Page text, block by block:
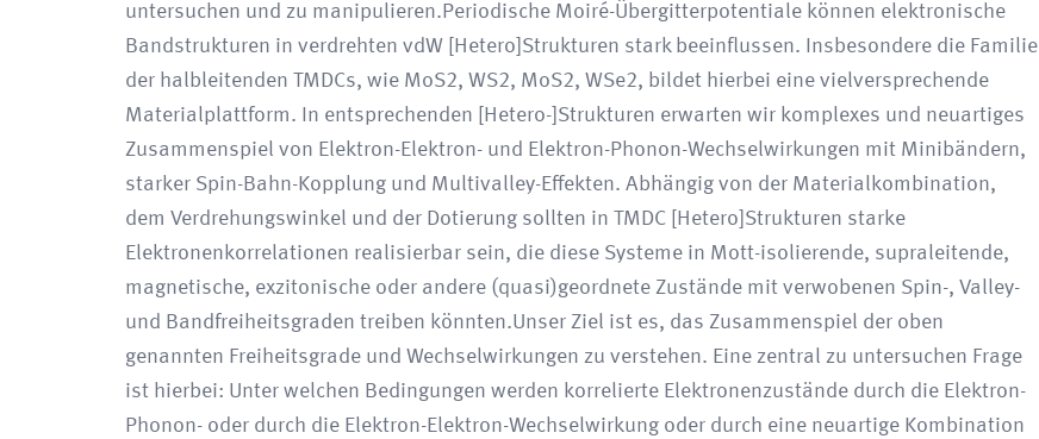
untersuchen und zu manipulieren.Periodische Moiré-Übergitterpotentiale können elektronische
Bandstrukturen in verdrehten vdW [Hetero]Strukturen stark beeinflussen. Insbesondere die Familie
der halbleitenden TMDCs, wie MoS2, WS2, MoS2, WSe2, bildet hierbei eine vielversprechende
Materialplattform. In entsprechenden [Hetero-]Strukturen erwarten wir komplexes und neuartiges
Zusammenspiel von Elektron-Elektron- und Elektron-Phonon-Wechselwirkungen mit Minibändern,
starker Spin-Bahn-Kopplung und Multivalley-Effekten. Abhängig von der Materialkombination,
dem Verdrehungswinkel und der Dotierung sollten in TMDC [Hetero]Strukturen starke
Elektronenkorrelationen realisierbar sein, die diese Systeme in Mott-isolierende, supraleitende,
magnetische, exzitonische oder andere (quasi)geordnete Zustände mit verwobenen Spin-, Valley-
und Bandfreiheitsgraden treiben könnten.Unser Ziel ist es, das Zusammenspiel der oben
genannten Freiheitsgrade und Wechselwirkungen zu verstehen. Eine zentral zu untersuchen Frage
ist hierbei: Unter welchen Bedingungen werden korrelierte Elektronenzustände durch die Elektron-
Phonon- oder durch die Elektron-Elektron-Wechselwirkung oder durch eine neuartige Kombination